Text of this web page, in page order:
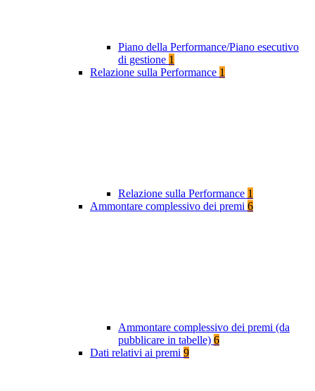
Piano della Performance/Piano esecutivo
di gestione 1
Relazione sulla Performance 1
Relazione sulla Performance 1
Ammontare complessivo dei premi 6
Ammontare complessivo dei premi (da
pubblicare in tabelle) 6
Dati relativi ai premi 9